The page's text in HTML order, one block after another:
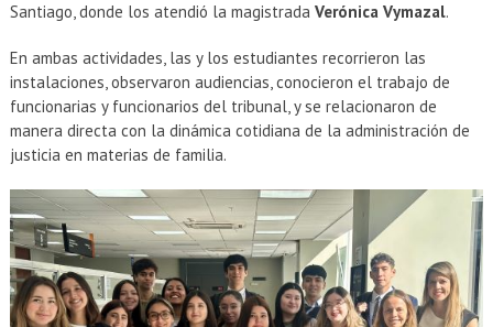
Santiago, donde los atendió la magistrada Verónica Vymazal.
En ambas actividades, las y los estudiantes recorrieron las
instalaciones, observaron audiencias, conocieron el trabajo de
funcionarias y funcionarios del tribunal, y se relacionaron de
manera directa con la dinámica cotidiana de la administración de
justicia en materias de familia.